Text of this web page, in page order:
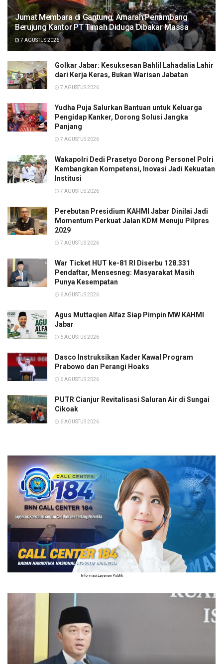
Jumat Membara di Gantung, Amarah Penambang
Berujung Kantor PT Timah Diduga Dibakar Massa
7 AGUSTUS 2026
Golkar Jabar: Kesuksesan Bahlil Lahadalia Lahir
dari Kerja Keras, Bukan Warisan Jabatan
7 AGUSTUS 2026
Yudha Puja Salurkan Bantuan untuk Keluarga
Pengidap Kanker, Dorong Solusi Jangka
Panjang
7 AGUSTUS 2026
Wakapolri Dedi Prasetyo Dorong Personel Polri
Kembangkan Kompetensi, Inovasi Jadi Kekuatan
Institusi
7 AGUSTUS 2026
Perebutan Presidium KAHMI Jabar Dinilai Jadi
Momentum Perkuat Jalan KDM Menuju Pilpres
2029
7 AGUSTUS 2026
War Ticket HUT ke-81 RI Diserbu 128.331
Pendaftar, Mensesneg: Masyarakat Masih
Punya Kesempatan
6 AGUSTUS 2026
Agus Muttaqien Alfaz Siap Pimpin MW KAHMI
Jabar
6 AGUSTUS 2026
Dasco Instruksikan Kader Kawal Program
Prabowo dan Perangi Hoaks
6 AGUSTUS 2026
PUTR Cianjur Revitalisasi Saluran Air di Sungai
Cikoak
6 AGUSTUS 2026